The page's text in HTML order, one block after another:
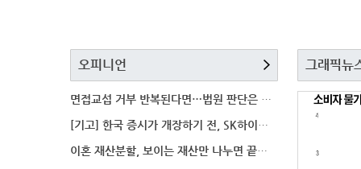
오피니언
면접교섭 거부 반복된다면…법원 판단은 달라질까
[기고] 한국 증시가 개장하기 전, SK하이닉스 가격은
이혼 재산분할, 보이는 재산만 나누면 끝일까…숨겨진 자
그래픽뉴